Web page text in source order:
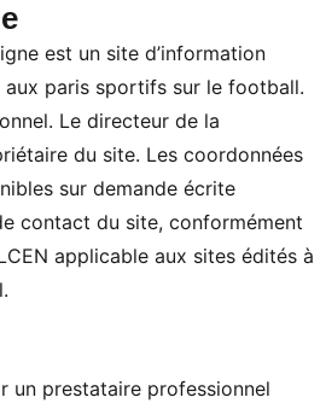
est un site d’information
aux paris sportifs sur le football.
Le directeur de la
du site. Les coordonnées
sur demande écrite
contact du site, conformément
applicable aux sites édités à
un prestataire professionnel